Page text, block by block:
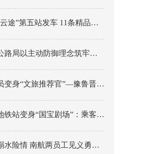
五站发车 11条精品线路串起全域风光
以主动防御理念筑牢汛期安全防线
荐官”—豫鲁晋四地市交旅融合让游客一下高速就“入戏”
“国宝剧场”：乘客刚出车厢，就“入戏”千年
情 南航两员工见义勇为科学施救